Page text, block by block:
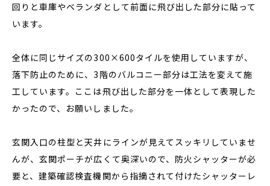
回りと車庫やベランダとして前面に飛び出した部分に貼って
います。
全体に同じサイズの300×600タイルを使用していますが、
落下防止のために、3階のバルコニー部分は工法を変えて施
工しています。ここは飛び出した部分を一体として表現した
かったので、お願いしました。
玄関入口の柱型と天井にラインが見えてスッキリしていませ
んが、玄関ポーチが広くて奥深いので、防火シャッターが必
要と、建築確認検査機関から指摘されて付けたシャッターレ